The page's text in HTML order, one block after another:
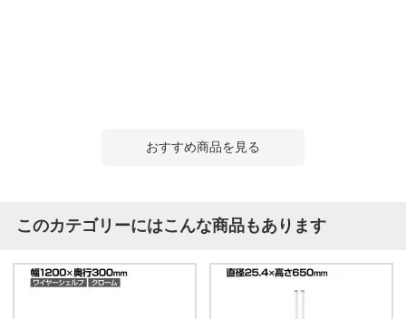
おすすめ商品を見る
このカテゴリーにはこんな商品もあります